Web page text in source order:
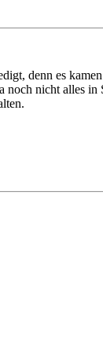
denn es
nicht alles